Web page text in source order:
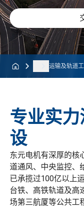
运输及轨道
专业实
设
东元电机有深厚的核
道通风、中央监控、
已承揽过100亿以上
台铁、高铁轨道及高
场第三航厦等公共工